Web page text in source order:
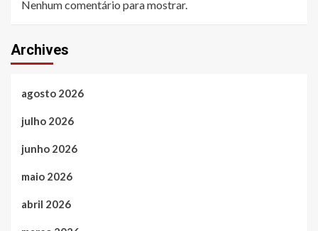
Nenhum comentário para mostrar.
Archives
agosto 2026
julho 2026
junho 2026
maio 2026
abril 2026